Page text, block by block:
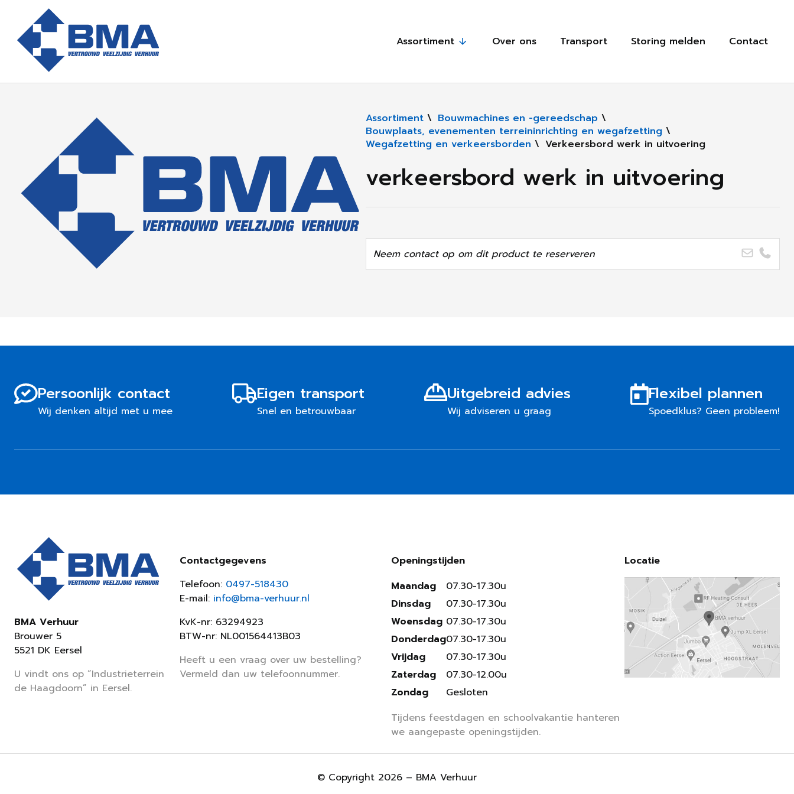
Assortiment Over ons Transport Storing melden Contact
Assortiment\ Bouwmachines en -gereedschap \
Bouwplaats, evenementen terreininrichting en wegafzetting \
Wegafzetting en verkeersborden \ Verkeersbord werk in uitvoering
verkeersbord werk in uitvoering
Neem contact op om dit product te reserveren
Persoonlijk contact
Wij denken altijd met u mee
Eigen transport
Snel en betrouwbaar
Uitgebreid advies
Wij adviseren u graag
Flexibel plannen
Spoedklus? Geen probleem!
BMA Verhuur
Brouwer 5
5521 DK Eersel
U vindt ons op “Industrieterrein
de Haagdoorn” in Eersel.
Contactgegevens
Telefoon: 0497-518430
E-mail: info@bma-verhuur.nl
KvK-nr: 63294923
BTW-nr: NL001564413B03
Heeft u een vraag over uw bestelling?
Vermeld dan uw telefoonnummer.
Openingstijden
Maandag
Dinsdag
Woensdag
Donderdag
Vrijdag
Zaterdag
Zondag
07.30-17.30u
07.30-17.30u
07.30-17.30u
07.30-17.30u
07.30-17.30u
07.30-12.00u
Gesloten
Tijdens feestdagen en schoolvakantie hanteren
we aangepaste openingstijden.
Locatie
© Copyright 2026 – BMA Verhuur